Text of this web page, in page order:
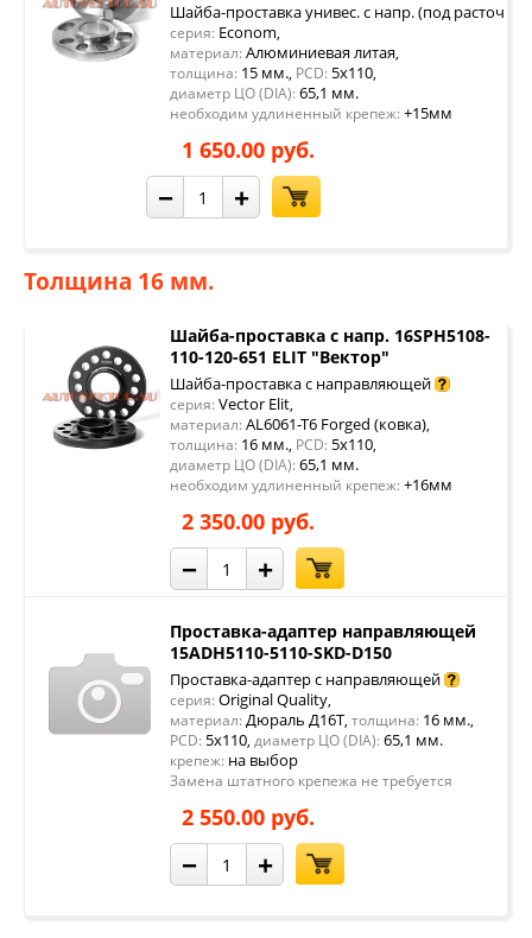
Шайба-проставка унивес. с напр. (под расточку
серия: Econom,
материал: Алюминиевая литая,
толщина: 15 мм., PCD: 5x110,
диаметр ЦО (DIA): 65,1 мм.
необходим удлиненный крепеж: +15мм
1 650.00 руб.
− +
Толщина 16 мм.
Шайба-проставка с напр. 16SPH5108-
110-120-651 ELIT "Вектор"
Шайба-проставка с направляющей
серия: Vector Elit,
материал: AL6061-T6 Forged (ковка),
толщина: 16 мм., PCD: 5x110,
диаметр ЦО (DIA): 65,1 мм.
необходим удлиненный крепеж: +16мм
2 350.00 руб.
− +
Проставка-адаптер направляющей
15ADH5110-5110-SKD-D150
Проставка-адаптер с направляющей
серия: Original Quality,
материал: Дюраль Д16Т, толщина: 16 мм.,
PCD: 5x110, диаметр ЦО (DIA): 65,1 мм.
крепеж: на выбор
Замена штатного крепежа не требуется
2 550.00 руб.
− +